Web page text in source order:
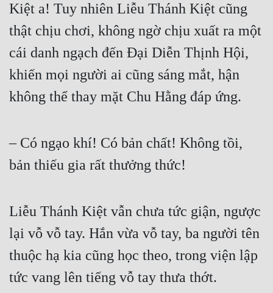
Kiệt a! Tuy nhiên Liễu Thánh Kiệt cũng
thật chịu chơi, không ngờ chịu xuất ra một
cái danh ngạch đến Đại Diễn Thịnh Hội,
khiến mọi người ai cũng sáng mắt, hận
không thể thay mặt Chu Hằng đáp ứng.
– Có ngạo khí! Có bản chất! Không tồi,
bản thiếu gia rất thưởng thức!
Liễu Thánh Kiệt vẫn chưa tức giận, ngược
lại vỗ vỗ tay. Hắn vừa vỗ tay, ba người tên
thuộc hạ kia cũng học theo, trong viện lập
tức vang lên tiếng vỗ tay thưa thớt.